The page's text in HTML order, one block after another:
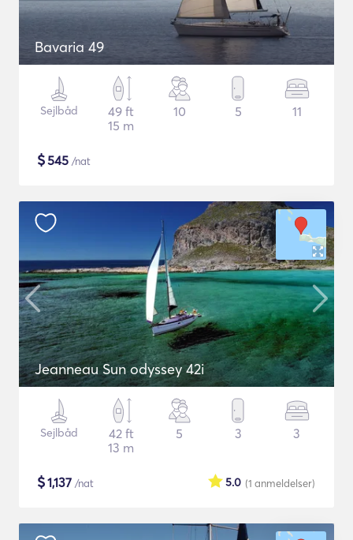
Bavaria 49
Sejlbåd
49 ft
15 m
10 5 11
$545 /nat
Jeanneau Sun odyssey 42i
Sejlbåd
42 ft
13 m
5 3 3
$1,137 /nat (1 anmeldelser)
5.0